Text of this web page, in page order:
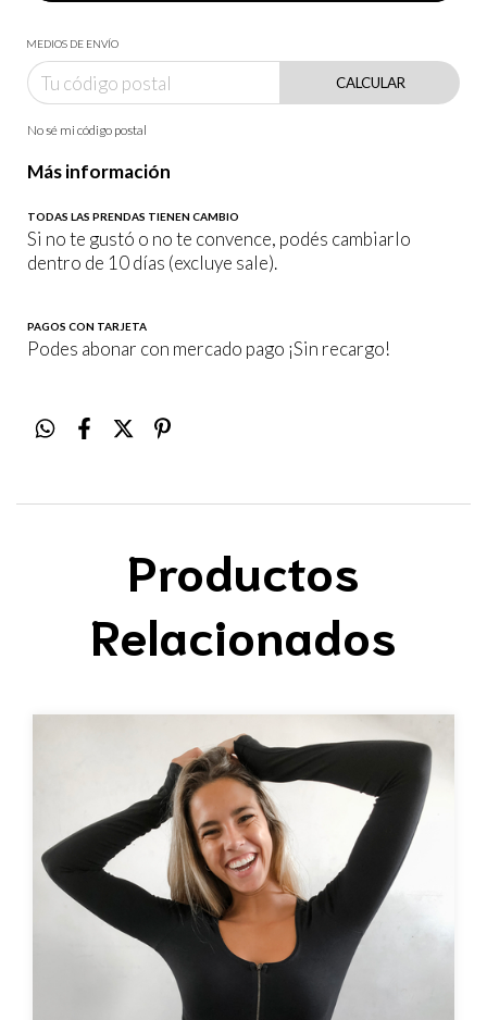
MEDIOS DE ENVÍO
CALCULAR
No sé mi código postal
Más información
TODAS LAS PRENDAS TIENEN CAMBIO
Si no te gustó o no te convence, podés cambiarlo
dentro de 10 días (excluye sale).
PAGOS CON TARJETA
Podes abonar con mercado pago ¡Sin recargo!
Productos
Relacionados